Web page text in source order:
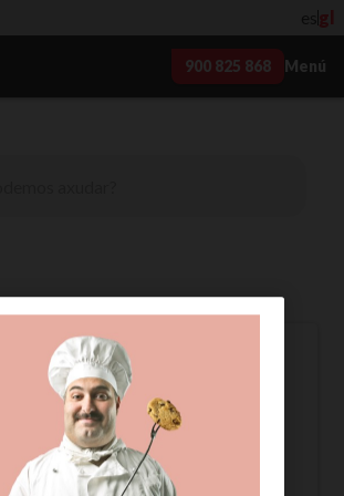
gl
900 825 868 Menú
multiSIM de R.
multiSIM de R permíteche
os minutos da túa tarifa